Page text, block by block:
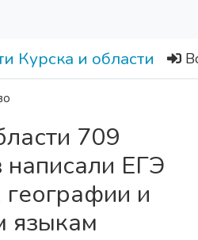
709
написали ЕГЭ
географии и
языкам